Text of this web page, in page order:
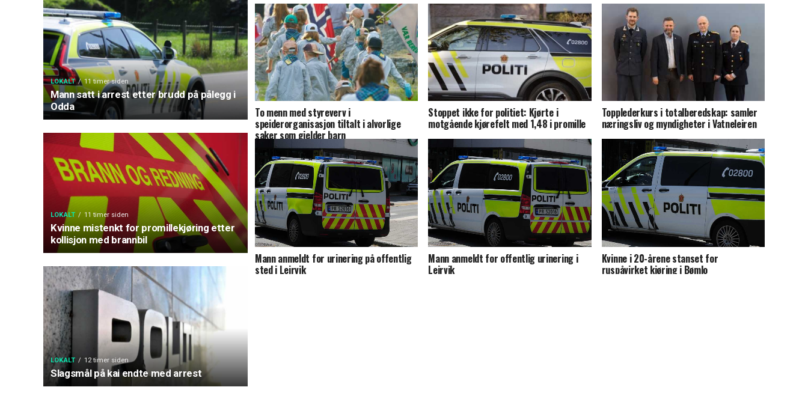
LOKALT 11 timer siden
Mann satt i arrest etter brudd på pålegg i
Odda
LOKALT 11 timer siden
Kvinne mistenkt for promillekjøring etter
kollisjon med brannbil
LOKALT 12 timer siden
Slagsmål på kai endte med arrest
To menn med styreverv i
speiderorganisasjon tiltalt i alvorlige
saker som gjelder barn
Stoppet ikke for politiet: Kjørte i
motgående kjørefelt med 1,48 i promille
Topplederkurs i totalberedskap: samler
næringsliv og myndigheter i Vatneleiren
Mann anmeldt for urinering på offentlig
sted i Leirvik
Mann anmeldt for offentlig urinering i
Leirvik
Kvinne i 20-årene stanset for
ruspåvirket kjøring i Bømlo